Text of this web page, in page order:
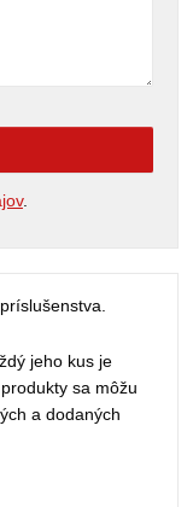
.
jeho kus je
sa môžu
a dodaných